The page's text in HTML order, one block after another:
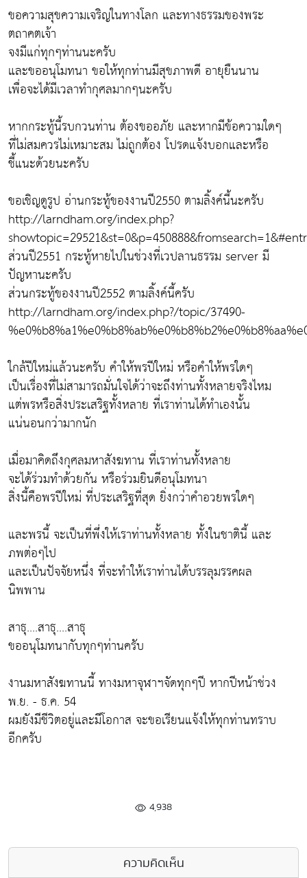
ขอความสุขความเจริญในทางโลก และทางธรรมของพระ
ตถาคตเจ้า
จงมีแก่ทุกๆท่านนะครับ
และขออนุโมทนา ขอให้ทุกท่านมีสุขภาพดี อายุยืนนาน
เพื่อจะได้มีเวลาทำกุศลมากๆนะครับ
หากกระทู้นี้รบกวนท่าน ต้องขออภัย และหากมีข้อความใดๆ
ที่ไม่สมควรไม่เหมาะสม ไม่ถูกต้อง โปรดแจ้งบอกและหรือ
ชี้แนะด้วยนะครับ
ขอเชิญดูรูป อ่านกระทู้ของงานปี2550 ตามลิ้งค์นี้นะครับ
http://larndham.org/index.php?
ส่วนปี2551 กระทู้หายไปในช่วงที่เวปลานธรรม server มี
ปัญหานะครับ
ส่วนกระทู้ของงานปี2552 ตามลิ้งค์นี้ครับ
http://larndham.org/index.php?/topic/37490-
ใกล้ปีใหม่แล้วนะครับ คำให้พรปีใหม่ หรือคำให้พรใดๆ
เป็นเรื่องที่ไม่สามารถมั่นใจได้ว่าจะถึงท่านทั้งหลายจริงไหม
แต่พรหรือสิ่งประเสริฐทั้งหลาย ที่เราท่านได้ทำเองนั้น
แน่นอนกว่ามากนัก
เมื่อมาคิดถึงกุศลมหาสังฆทาน ที่เราท่านทั้งหลาย
จะได้ร่วมทำด้วยกัน หรือร่วมยินดีอนุโมทนา
สิ่งนี้คือพรปีใหม่ ที่ประเสริฐที่สุด ยิ่งกว่าคำอวยพรใดๆ
และพรนี้ จะเป็นที่พึ่งให้เราท่านทั้งหลาย ทั้งในชาตินี้ และ
ภพต่อๆไป
และเป็นปัจจัยหนึ่ง ที่จะทำให้เราท่านได้บรรลุมรรคผล
นิพพาน
สาธุ....สาธุ....สาธุ
ขออนุโมทนากับทุกๆท่านครับ
งานมหาสังฆทานนี้ ทางมหาจุฬาฯจัดทุกๆปี หากปีหน้าช่วง
พ.ย. - ธ.ค. 54
ผมยังมีชีวิตอยู่และมีโอกาส จะขอเรียนแจ้งให้ทุกท่านทราบ
อีกครับ
4,938
ความคิดเห็น